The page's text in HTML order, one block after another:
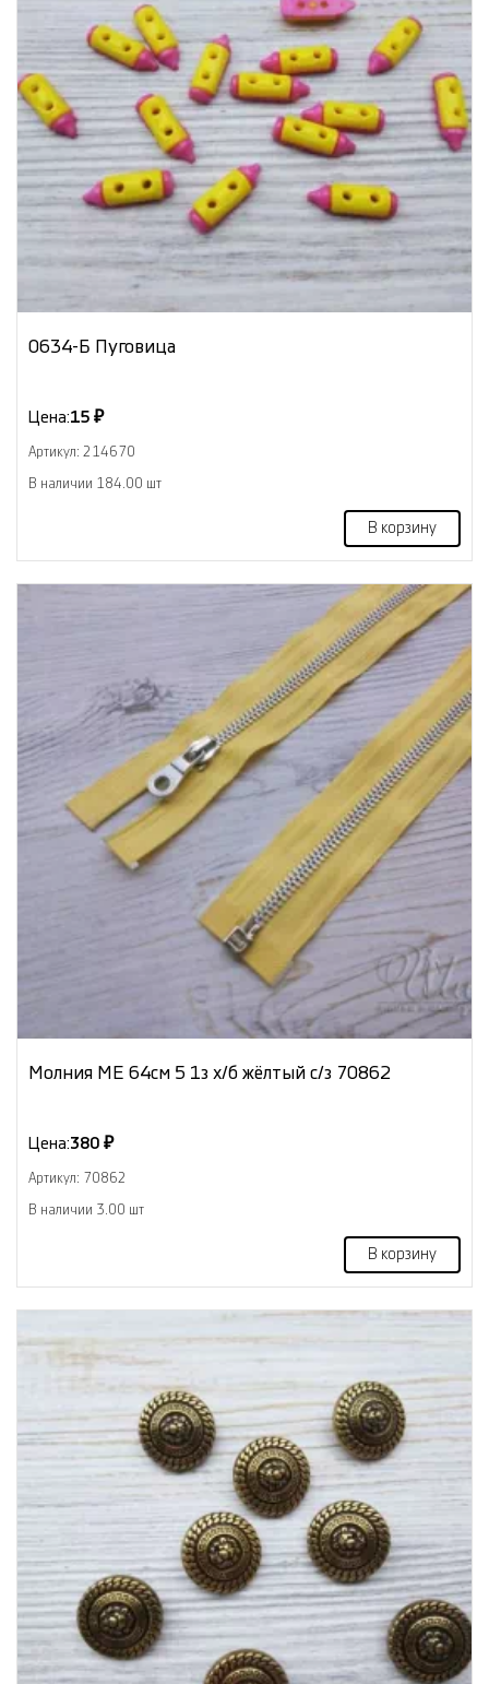
0634-Б Пуговица
Цена:15 ₽
Артикул: 214670
В наличии 184.00 шт
В корзину
Молния МЕ 64см 5 1з х/б жёлтый с/з 70862
Цена:380 ₽
Артикул: 70862
В наличии 3.00 шт
В корзину